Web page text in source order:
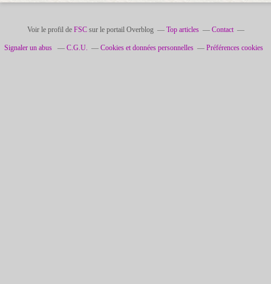
Voir le profil de FSCsur le portail Overblog Top articles Contact
Signaler un abus C.G.U. Cookies et données personnelles Préférences cookies